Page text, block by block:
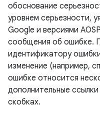
обоснование
уровнем серьезности,
Google и версиями
сообщения об ошибке.
идентификатору
изменение (например,
ошибке относится
дополнительные
скобках.